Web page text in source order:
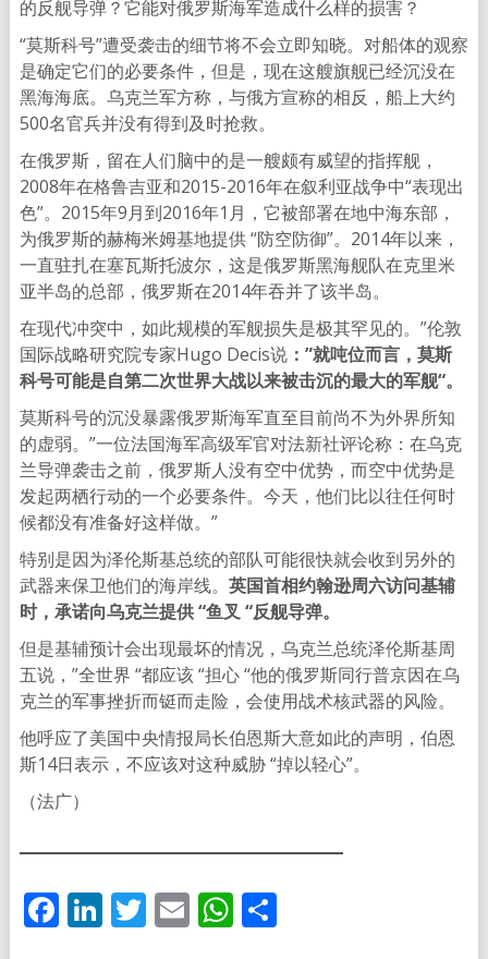
的反舰导弹？它能对俄罗斯海军造成什么样的损害？
“莫斯科号”遭受袭击的细节将不会立即知晓。对船体的观察
是确定它们的必要条件，但是，现在这艘旗舰已经沉没在
黑海海底。乌克兰军方称，与俄方宣称的相反，船上大约
500名官兵并没有得到及时抢救。
在俄罗斯，留在人们脑中的是一艘颇有威望的指挥舰，
2008年在格鲁吉亚和2015-2016年在叙利亚战争中“表现出
色”。2015年9月到2016年1月，它被部署在地中海东部，
为俄罗斯的赫梅米姆基地提供 “防空防御”。2014年以来，
一直驻扎在塞瓦斯托波尔，这是俄罗斯黑海舰队在克里米
亚半岛的总部，俄罗斯在2014年吞并了该半岛。
在现代冲突中，如此规模的军舰损失是极其罕见的。”伦敦
国际战略研究院专家Hugo Decis说：”就吨位而言，莫斯
科号可能是自第二次世界大战以来被击沉的最大的军舰“。
莫斯科号的沉没暴露俄罗斯海军直至目前尚不为外界所知
的虚弱。”一位法国海军高级军官对法新社评论称：在乌克
兰导弹袭击之前，俄罗斯人没有空中优势，而空中优势是
发起两栖行动的一个必要条件。今天，他们比以往任何时
候都没有准备好这样做。”
特别是因为泽伦斯基总统的部队可能很快就会收到另外的
武器来保卫他们的海岸线。 英国首相约翰逊周六访问基辅
时，承诺向乌克兰提供 “鱼叉 “反舰导弹。
但是基辅预计会出现最坏的情况，乌克兰总统泽伦斯基周
五说，”全世界 “都应该 “担心 “他的俄罗斯同行普京因在乌
克兰的军事挫折而铤而走险，会使用战术核武器的风险。
他呼应了美国中央情报局长伯恩斯大意如此的声明，伯恩
斯14日表示，不应该对这种威胁 “掉以轻心”。
（法广）
Facebook
LinkedIn
Twitter
EmailWhatsApp
分